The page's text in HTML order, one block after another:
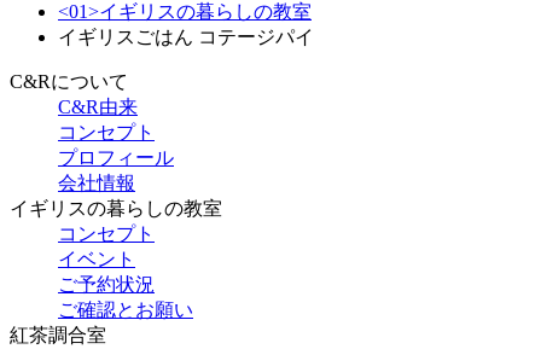
<01>イギリスの暮らしの教室
イギリスごはん コテージパイ
C&Rについて
C&R由来
コンセプト
プロフィール
会社情報
イギリスの暮らしの教室
コンセプト
イベント
ご予約状況
ご確認とお願い
紅茶調合室